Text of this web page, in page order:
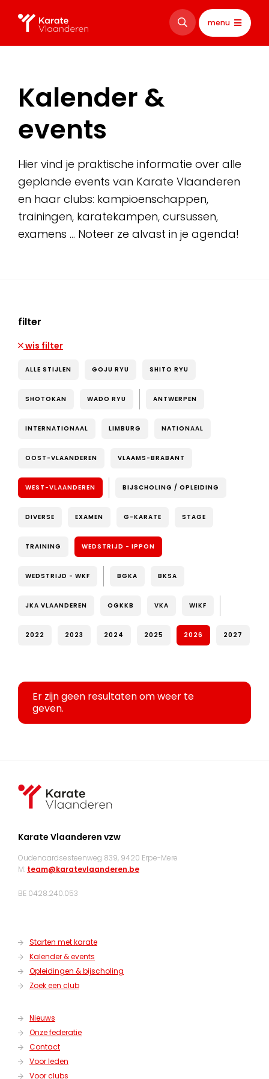
menu
Kalender &
events
Hier vind je praktische informatie over alle
geplande events van Karate Vlaanderen
en haar clubs: kampioenschappen,
trainingen, karatekampen, cursussen,
examens … Noteer ze alvast in je agenda!
filter
wis filter
ALLE STIJLEN GOJU RYU SHITO RYU
SHOTOKAN WADO RYU ANTWERPEN
INTERNATIONAAL LIMBURG NATIONAAL
OOST-VLAANDEREN VLAAMS-BRABANT
WEST-VLAANDEREN BIJSCHOLING / OPLEIDING
DIVERSE EXAMEN G-KARATE STAGE
TRAINING WEDSTRIJD - IPPON
WEDSTRIJD - WKF BGKA BKSA
JKA VLAANDEREN OGKKB VKA WIKF
2022 2023 2024 2025 2026 2027
Er zijn geen resultaten om weer te
geven.
Karate Vlaanderen vzw
Oudenaardsesteenweg 839, 9420 Erpe-Mere
M: team@karatevlaanderen.be
BE 0428.240.053
Starten met karate
Kalender & events
Opleidingen & bijscholing
Zoek een club
Nieuws
Onze federatie
Contact
Voor leden
Voor clubs